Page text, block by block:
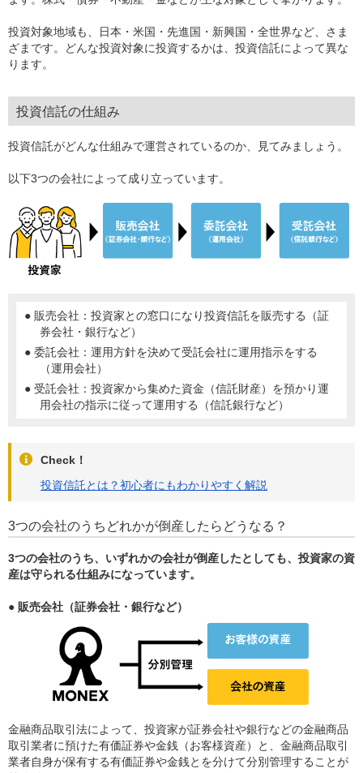
投資対象地域も、日本・米国・先進国・新興国・全世界など、さま
ざまです。どんな投資対象に投資するかは、投資信託によって異な
ります。
投資信託の仕組み
投資信託がどんな仕組みで運営されているのか、見てみましょう。
以下3つの会社によって成り立っています。
● 販売会社：投資家との窓口になり投資信託を販売する（証
券会社・銀行など）
● 委託会社：運用方針を決めて受託会社に運用指示をする
（運用会社）
● 受託会社：投資家から集めた資金（信託財産）を預かり運
用会社の指示に従って運用する（信託銀行など）
Check！
投資信託とは？初心者にもわかりやすく解説
3つの会社のうちどれかが倒産したらどうなる？
3つの会社のうち、いずれかの会社が倒産したとしても、投資家の資
産は守られる仕組みになっています。
● 販売会社（証券会社・銀行など）
金融商品取引法によって、投資家が証券会社や銀行などの金融商品
取引業者に預けた有価証券や金銭（お客様資産）と、金融商品取引
業者自身が保有する有価証券や金銭とを分けて分別管理することが